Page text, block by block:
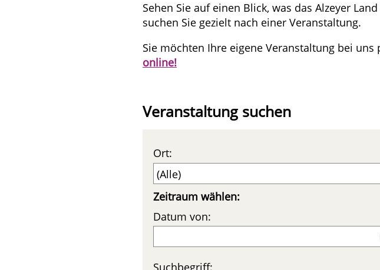
Sehen Sie auf einen Blick, was das Alzeyer
suchen Sie gezielt nach einer Veranstaltung.
Sie möchten Ihre eigene Veranstaltung bei uns
online!
Veranstaltung suchen
Ort:
Zeitraum wählen:
Datum von:
Suchbegriff: